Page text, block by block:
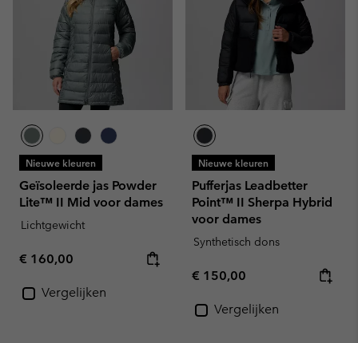
Nieuwe kleuren
Geïsoleerde jas Powder
Lite™ II Mid voor dames
Lichtgewicht
Regular price:
€ 160,00
Vergelijken
Nieuwe kleuren
Pufferjas Leadbetter
Point™ II Sherpa Hybrid
voor dames
Synthetisch dons
Regular price:
€ 150,00
Vergelijken